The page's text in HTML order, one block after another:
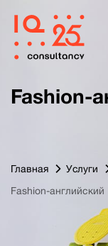
Fashion-
Главная Услуги
Fashion-английский